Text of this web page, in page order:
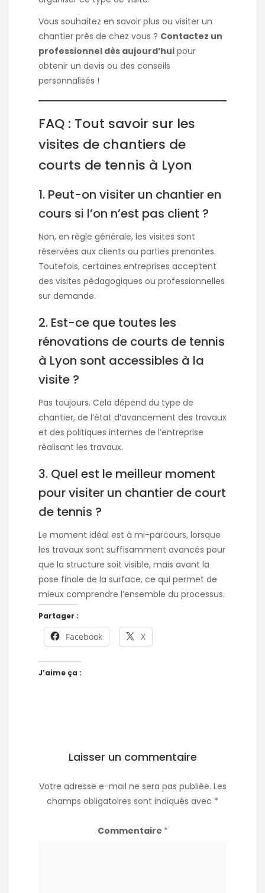
Vous souhaitez en savoir plus ou visiter un
chantier près de chez vous ? Contactez un
professionnel dès aujourd’hui pour
obtenir un devis ou des conseils
personnalisés !
FAQ : Tout savoir sur les
visites de chantiers de
courts de tennis à Lyon
1. Peut-on visiter un chantier en
cours si l’on n’est pas client ?
Non, en règle générale, les visites sont
réservées aux clients ou parties prenantes.
Toutefois, certaines entreprises acceptent
des visites pédagogiques ou professionnelles
sur demande.
2. Est-ce que toutes les
rénovations de courts de tennis
à Lyon sont accessibles à la
visite ?
Pas toujours. Cela dépend du type de
chantier, de l’état d’avancement des travaux
et des politiques internes de l’entreprise
réalisant les travaux.
3. Quel est le meilleur moment
pour visiter un chantier de court
de tennis ?
Le moment idéal est à mi-parcours, lorsque
les travaux sont suffisamment avancés pour
que la structure soit visible, mais avant la
pose finale de la surface, ce qui permet de
mieux comprendre l’ensemble du processus.
Partager :
Facebook X
J’aime ça :
Laisser un commentaire
Votre adresse e-mail ne sera pas publiée. Les
champs obligatoires sont indiqués avec *
Commentaire *